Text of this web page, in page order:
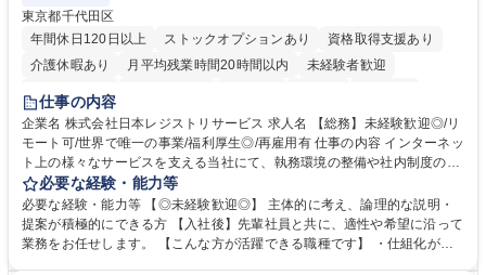
東京都千代田区
年間休日120日以上
ストックオプションあり
資格取得支援あり
介護休暇あり
月平均残業時間20時間以内
未経験者歓迎
住宅手当あり
完全週休2日制
交通費支給 駅近5分以内 土日祝休み 服装自由
仕事の内容
企業名 株式会社日本レジストリサービス 求人名 【総務】未経験歓迎◎/リ
モート可/世界で唯一の事業/福利厚生◎/再雇用有 仕事の内容 インターネッ
ト上の様々なサービスを支える当社にて、執務環境の整備や社内制度の検
討、イベント運営などの幅広い業務を担当し、間接的に会社の生産性向上
や成長に貢献している部署です。 会社の全メンバーが安心して長く成果を
発揮できる環境を整えるために、毎日のメンテナンスや維持管理に加え、
新たな施策検討を積極的に行っていただき、会社全体を巻き込み課題解決
必要な経験・能力等
必要な経験・能力等 【◎未経験歓迎◎】 主体的に考え、論理的な説明・
提案が積極的にできる方 【入社後】先輩社員と共に、適性や希望に沿って
業務をお任せします。 【こんな方が活躍できる職種です】 ・仕組化が好